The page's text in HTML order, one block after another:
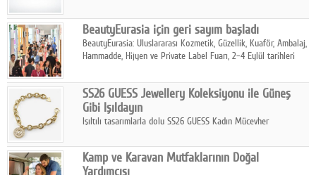
BeautyEurasia için geri sayım başladı
BeautyEurasia: Uluslararası Kozmetik, Güzellik, Kuaför, Ambalaj,
Hammadde, Hijyen ve Private Label Fuarı, 2–4 Eylül tarihleri
SS26 GUESS Jewellery Koleksiyonu ile Güneş
Gibi Işıldayın
Işıltılı tasarımlarla dolu SS26 GUESS Kadın Mücevher
dokunuşunu taşıyor.
Kamp ve Karavan Mutfaklarının Doğal
Yardımcısı